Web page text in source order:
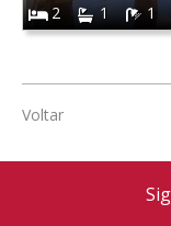
2
1 1
Voltar